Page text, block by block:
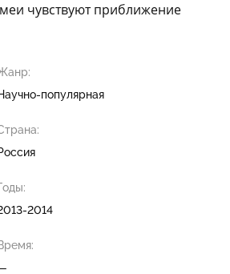
чувствуют приближение
популярная
2014